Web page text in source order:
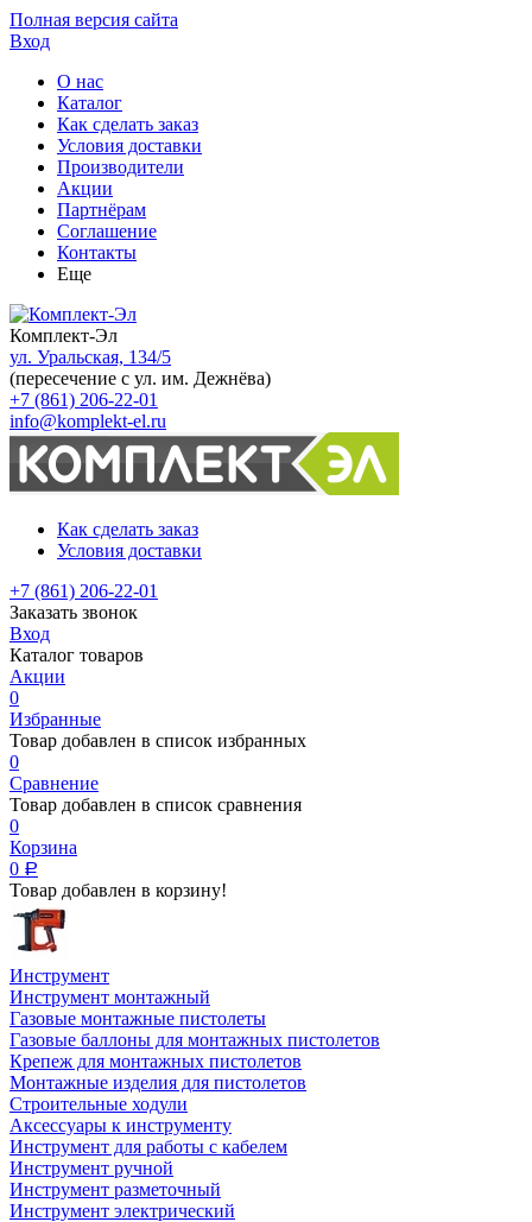
Полная версия сайта
Вход
О нас
Каталог
Как сделать заказ
Условия доставки
Производители
Акции
Партнёрам
Соглашение
Контакты
Еще
Комплект-Эл
ул. Уральская, 134/5
(пересечение с ул. им. Дежнёва)
+7 (861) 206-22-01
info@komplekt-el.ru
Как сделать заказ
Условия доставки
+7 (861) 206-22-01
Заказать звонок
Вход
Каталог товаров
Акции
0
Избранные
Товар добавлен в список избранных
0
Сравнение
Товар добавлен в список сравнения
0
Корзина
0 Р
Товар добавлен в корзину!
Инструмент
Инструмент монтажный
Газовые монтажные пистолеты
Газовые баллоны для монтажных пистолетов
Крепеж для монтажных пистолетов
Монтажные изделия для пистолетов
Строительные ходули
Аксессуары к инструменту
Инструмент для работы с кабелем
Инструмент ручной
Инструмент разметочный
Инструмент электрический